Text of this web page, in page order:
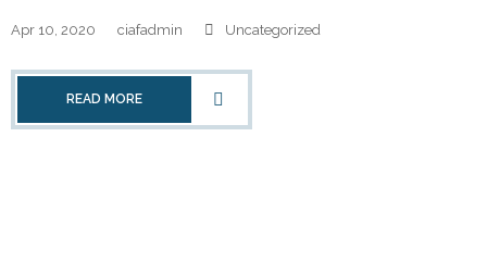
Apr 10, 2020 ciafadmin Uncategorized
READ MORE